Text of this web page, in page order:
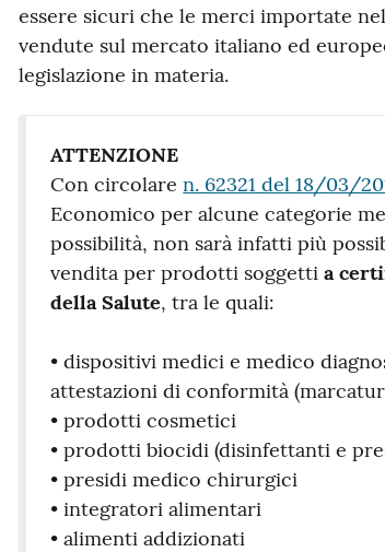
essere sicuri che le merci importate
vendute sul mercato italiano ed
legislazione in materia.
ATTENZIONE
Con circolaren. 62321 del 18/03/
Economico per alcune categorie
possibilità, non sarà infatti più
vendita per prodotti soggettia
della Salute, tra le quali:
• dispositivi medici e medico
attestazioni di conformità
• prodotti cosmetici
• prodotti biocidi (disinfettanti e
• presidi medico chirurgici
• integratori alimentari
• alimenti addizionati